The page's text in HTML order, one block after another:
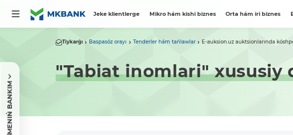
Jeke klientlerge Mikro hám kishi biznes Orta hám iri biznes
MENIŃ BANKIM
Tiykarǵı Baspasóz orayı Tenderler hám tańlawlar E-auksion.uz auktsionlarında
"Tabiat inomlari" xususiy